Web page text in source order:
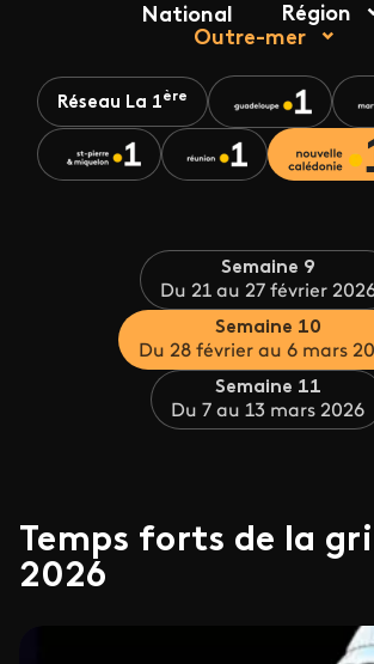
National
Région
Outre-mer
Réseau La 1ère
Semaine 9
Du 21 au 27 février
Semaine 10
Du 28 février au 6 mars
Semaine 11
Du 7 au 13 mars 2026
Temps forts de la
2026